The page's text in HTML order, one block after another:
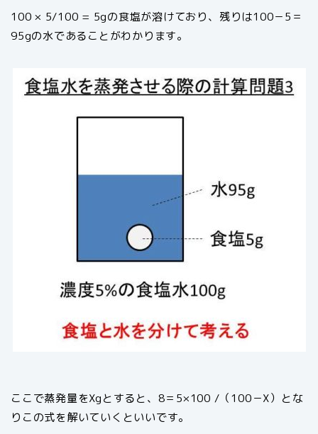
100 × 5/100 = 5gの食塩が溶けており、残りは100－5＝
95gの水であることがわかります。
ここで蒸発量をXgとすると、8＝5×100 /（100－X）とな
りこの式を解いていくといいです。